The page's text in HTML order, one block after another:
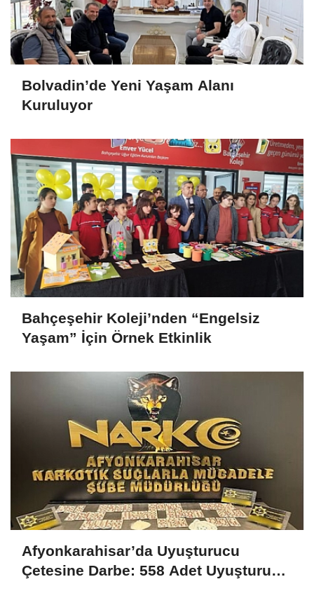
Bolvadin’de Yeni Yaşam Alanı
Kuruluyor
Bahçeşehir Koleji’nden “Engelsiz
Yaşam” İçin Örnek Etkinlik
Afyonkarahisar’da Uyuşturucu
Çetesine Darbe: 558 Adet Uyuşturucu